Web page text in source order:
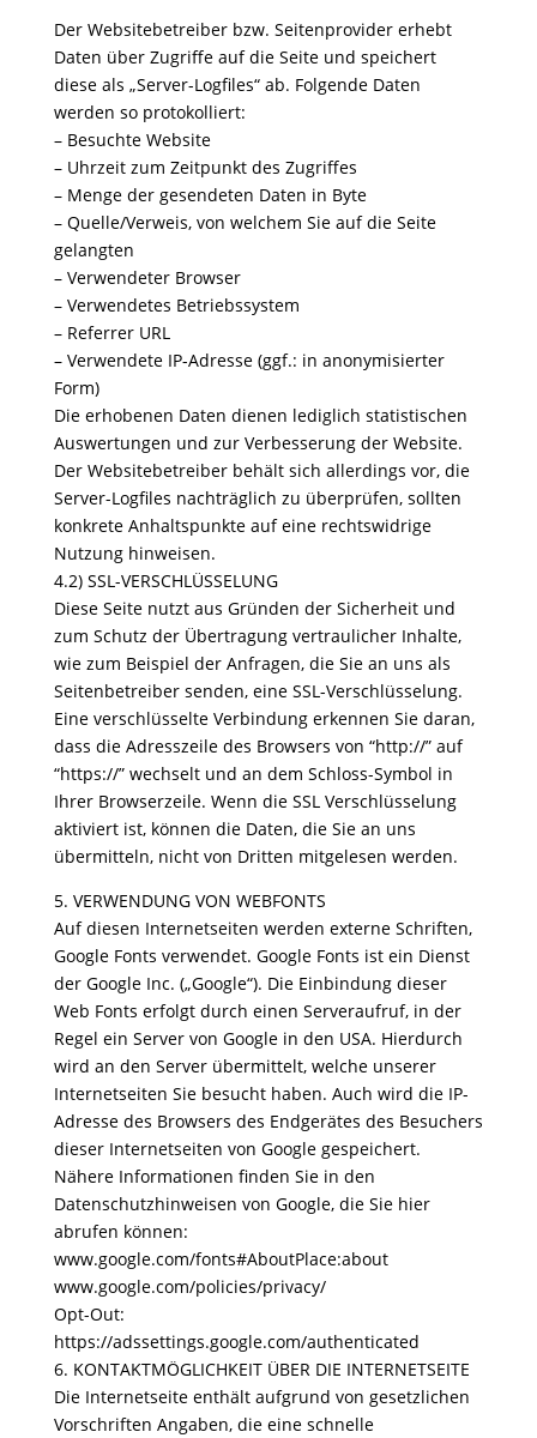
Der Websitebetreiber bzw. Seitenprovider erhebt
Daten über Zugriffe auf die Seite und speichert
diese als „Server-Logfiles“ ab. Folgende Daten
werden so protokolliert:
– Besuchte Website
– Uhrzeit zum Zeitpunkt des Zugriffes
– Menge der gesendeten Daten in Byte
– Quelle/Verweis, von welchem Sie auf die Seite
gelangten
– Verwendeter Browser
– Verwendetes Betriebssystem
– Referrer URL
– Verwendete IP-Adresse (ggf.: in anonymisierter
Form)
Die erhobenen Daten dienen lediglich statistischen
Auswertungen und zur Verbesserung der Website.
Der Websitebetreiber behält sich allerdings vor, die
Server-Logfiles nachträglich zu überprüfen, sollten
konkrete Anhaltspunkte auf eine rechtswidrige
Nutzung hinweisen.
4.2) SSL-VERSCHLÜSSELUNG
Diese Seite nutzt aus Gründen der Sicherheit und
zum Schutz der Übertragung vertraulicher Inhalte,
wie zum Beispiel der Anfragen, die Sie an uns als
Seitenbetreiber senden, eine SSL-Verschlüsselung.
Eine verschlüsselte Verbindung erkennen Sie daran,
dass die Adresszeile des Browsers von “http://” auf
“https://” wechselt und an dem Schloss-Symbol in
Ihrer Browserzeile. Wenn die SSL Verschlüsselung
aktiviert ist, können die Daten, die Sie an uns
übermitteln, nicht von Dritten mitgelesen werden.
5. VERWENDUNG VON WEBFONTS
Auf diesen Internetseiten werden externe Schriften,
Google Fonts verwendet. Google Fonts ist ein Dienst
der Google Inc. („Google“). Die Einbindung dieser
Web Fonts erfolgt durch einen Serveraufruf, in der
Regel ein Server von Google in den USA. Hierdurch
wird an den Server übermittelt, welche unserer
Internetseiten Sie besucht haben. Auch wird die IP-
Adresse des Browsers des Endgerätes des Besuchers
dieser Internetseiten von Google gespeichert.
Nähere Informationen finden Sie in den
Datenschutzhinweisen von Google, die Sie hier
abrufen können:
www.google.com/fonts#AboutPlace:about
www.google.com/policies/privacy/
Opt-Out:
https://adssettings.google.com/authenticated
6. KONTAKTMÖGLICHKEIT ÜBER DIE INTERNETSEITE
Die Internetseite enthält aufgrund von gesetzlichen
Vorschriften Angaben, die eine schnelle